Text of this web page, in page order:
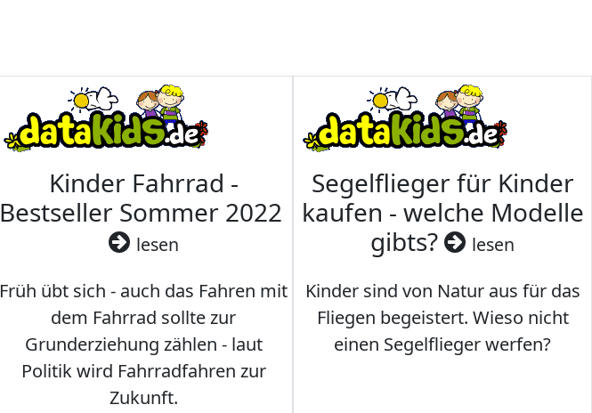
Kinder Fahrrad -
Bestseller Sommer 2022
lesen
Früh übt sich - auch das Fahren mit
dem Fahrrad sollte zur
Grunderziehung zählen - laut
Politik wird Fahrradfahren zur
Zukunft.
Segelflieger für Kinder
kaufen - welche Modelle
gibts?
lesen
Kinder sind von Natur aus für das
Fliegen begeistert. Wieso nicht
einen Segelflieger werfen?